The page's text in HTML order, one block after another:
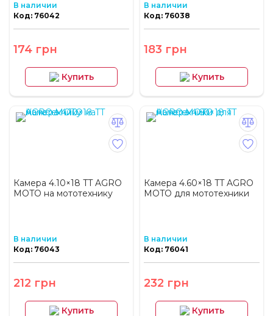
В наличии
Код: 76042
174 грн
Купить
В наличии
Код: 76038
183 грн
Купить
Камера 4.10×18 TT AGRO
MOTO на мототехнику
В наличии
Код: 76043
212 грн
Купить
Камера 4.60×18 TT AGRO
MOTO для мототехники
В наличии
Код: 76041
232 грн
Купить